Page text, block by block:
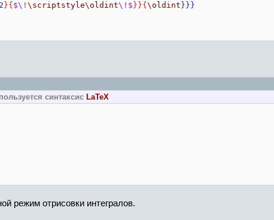
}{ $\! \scriptstyle\oldint\!$ }}{ \oldint }}}
синтаксис LaTeX
режим отрисовки интегралов.